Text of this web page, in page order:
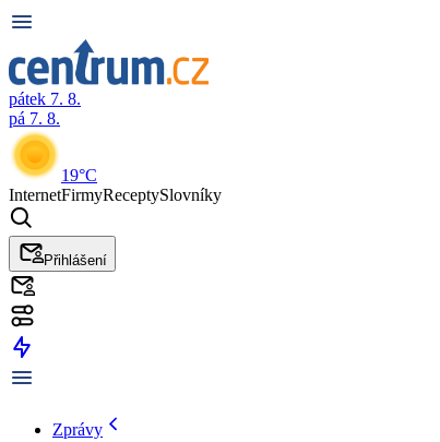
pátek 7. 8.
pá 7. 8.
19°C
InternetFirmyReceptySlovníky
Přihlášení
Zprávy